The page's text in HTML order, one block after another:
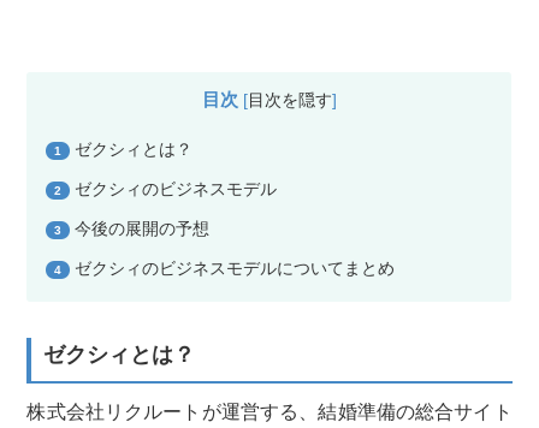
目次 [目次を隠す]
1 ゼクシィとは？
2 ゼクシィのビジネスモデル
3 今後の展開の予想
4 ゼクシィのビジネスモデルについてまとめ
ゼクシィとは？
株式会社リクルートが運営する、結婚準備の総合サイト